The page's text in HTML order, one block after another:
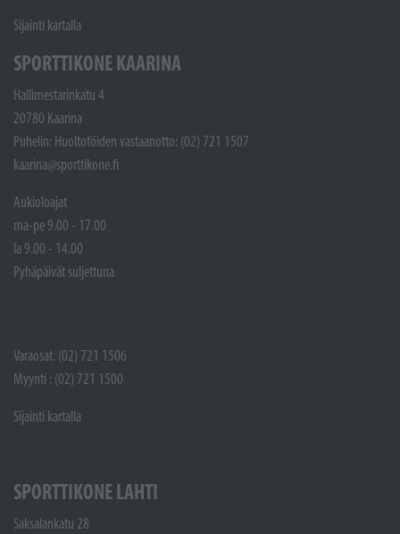
Sijainti kartalla
SPORTTIKONE KAARINA
Hallimestarinkatu 4
20780 Kaarina
Puhelin: Huoltotöiden vastaanotto: (02) 721 1507
kaarina@sporttikone.fi
Aukioloajat
ma-pe 9.00 - 17.00
la 9.00 - 14.00
Pyhäpäivät suljettuna
Varaosat: (02) 721 1506
Myynti : (02) 721 1500
Sijainti kartalla
SPORTTIKONE LAHTI
Saksalankatu 28